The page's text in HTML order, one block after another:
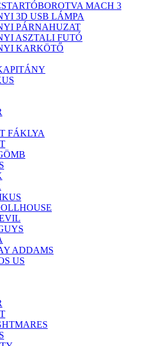
BOROTVA MACH 3
3D USB LÁMPA
PÁRNAHUZAT
ASZTALI FUTÓ
KARKÖTŐ
FÁKLYA
ADDAMS
US